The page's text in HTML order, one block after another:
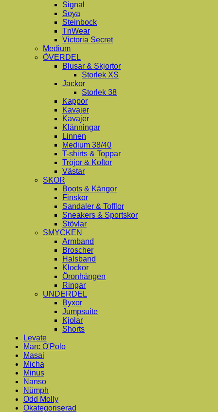
Signal
Soya
Steinbock
TnWear
Victoria Secret
Medium
ÖVERDEL
Blusar & Skjortor
Storlek XS
Jackor
Storlek 38
Kappor
Kavajer
Kavajer
Klänningar
Linnen
Medium 38/40
T-shirts & Toppar
Tröjor & Koftor
Västar
SKOR
Boots & Kängor
Finskor
Sandaler & Tofflor
Sneakers & Sportskor
Stövlar
SMYCKEN
Armband
Broscher
Halsband
Klockor
Öronhängen
Ringar
UNDERDEL
Byxor
Jumpsuite
Kjolar
Shorts
Levate
Marc O'Polo
Masai
Micha
Minus
Nanso
Nümph
Odd Molly
Okategoriserad